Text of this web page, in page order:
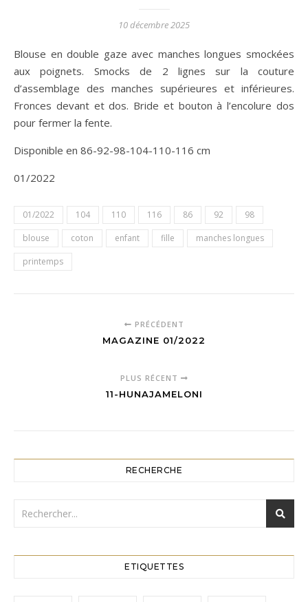
10 décembre 2025
Blouse en double gaze avec manches longues smockées
aux poignets. Smocks de 2 lignes sur la couture
d’assemblage des manches supérieures et inférieures.
Fronces devant et dos. Bride et bouton à l’encolure dos
pour fermer la fente.
Disponible en 86-92-98-104-110-116 cm
01/2022
01/2022 104 110 116 86 92
98
blouse
coton enfant fille
manches longues
printemps
PRÉCÉDENT
MAGAZINE 01/2022
PLUS RÉCENT
11-HUNAJAMELONI
RECHERCHE
ETIQUETTES